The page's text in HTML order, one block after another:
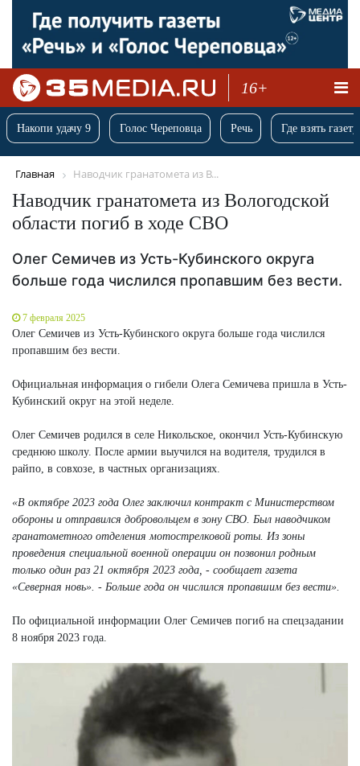
16+
Накопи удачу 9 Голос Череповца Речь Где взять
Главная Наводчик гранатомета из В...
Наводчик гранатомета из Вологодской
области погиб в ходе СВО
Олег Семичев из Усть-Кубинского округа
больше года числился пропавшим без вести.
7 февраля 2025
Олег Семичев из Усть-Кубинского округа больше года числился
пропавшим без вести.
Официальная информация о гибели Олега Семичева пришла в Усть-
Кубинский округ на этой неделе.
Олег Семичев родился в селе Никольское, окончил Усть-Кубинскую
среднюю школу. После армии выучился на водителя, трудился в
райпо, в совхозе, в частных организациях.
«В октябре 2023 года Олег заключил контракт с Министерством
обороны и отправился добровольцем в зону СВО. Был наводчиком
гранатометного отделения мотострелковой роты. Из зоны
проведения специальной военной операции он позвонил родным
только один раз 21 октября 2023 года, - сообщает газета
«Северная новь». - Больше года он числился пропавшим без вести».
По официальной информации Олег Семичев погиб на спецзадании
8 ноября 2023 года.